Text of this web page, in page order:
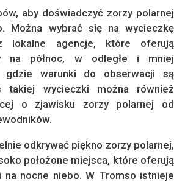
aby doświadczyć zorzy polarnej
Można wybrać się na wycieczkę
lokalne agencje, które oferują
na północ, w odległe i mniej
gdzie warunki do obserwacji są
takiej wycieczki można również
o zjawisku zorzy polarnej od
odkrywać piękno zorzy polarnej,
położone miejsca, które oferują
na nocne niebo. W Tromso istnieje